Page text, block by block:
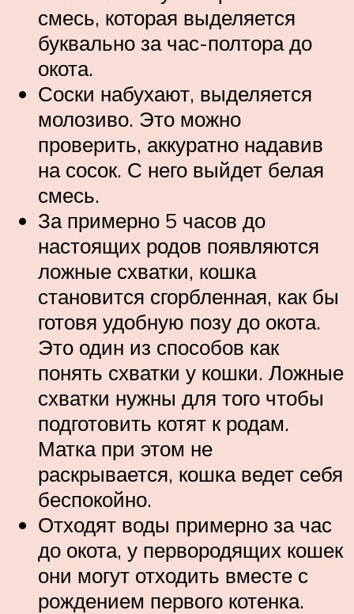
смесь, которая выделяется
буквально за час-полтора до
окота.
Соски набухают, выделяется
молозиво. Это можно
проверить, аккуратно надавив
на сосок. С него выйдет белая
смесь.
За примерно 5 часов до
настоящих родов появляются
ложные схватки, кошка
становится сгорбленная, как бы
готовя удобную позу до окота.
Это один из способов как
понять схватки у кошки. Ложные
схватки нужны для того чтобы
подготовить котят к родам.
Матка при этом не
раскрывается, кошка ведет себя
беспокойно.
Отходят воды примерно за час
до окота, у первородящих кошек
они могут отходить вместе с
рождением первого котенка.